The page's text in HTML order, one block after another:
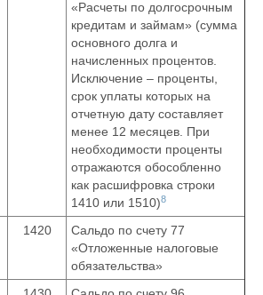
«Расчеты по долгосрочным
кредитам и займам» (сумма
основного долга и
начисленных процентов.
Исключение – проценты,
срок уплаты которых на
отчетную дату составляет
менее 12 месяцев. При
необходимости проценты
отражаются обособленно
как расшифровка строки
1410 или 1510)8
1420
Сальдо по счету 77
«Отложенные налоговые
обязательства»